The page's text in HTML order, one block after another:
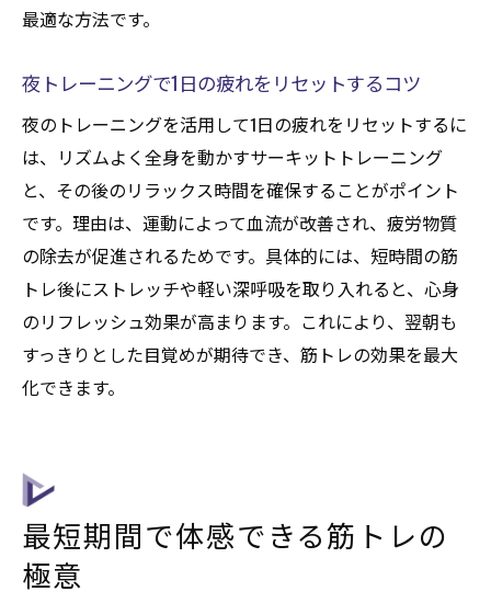
最適な方法です。
夜トレーニングで1日の疲れをリセットするコツ
夜のトレーニングを活用して1日の疲れをリセットするに
は、リズムよく全身を動かすサーキットトレーニング
と、その後のリラックス時間を確保することがポイント
です。理由は、運動によって血流が改善され、疲労物質
の除去が促進されるためです。具体的には、短時間の筋
トレ後にストレッチや軽い深呼吸を取り入れると、心身
のリフレッシュ効果が高まります。これにより、翌朝も
すっきりとした目覚めが期待でき、筋トレの効果を最大
化できます。
最短期間で体感できる筋トレの
極意